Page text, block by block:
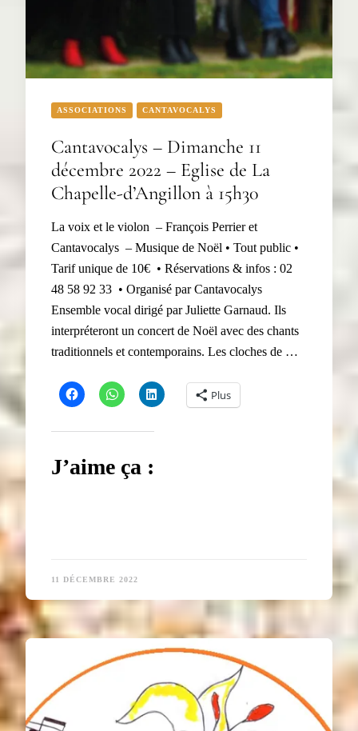
ASSOCIATIONS CANTAVOCALYS
Cantavocalys – Dimanche 11
décembre 2022 – Eglise de La
Chapelle-d’Angillon à 15h30
La voix et le violon – François Perrier et
Cantavocalys – Musique de Noël • Tout public •
Tarif unique de 10€ • Réservations & infos : 02
48 58 92 33 • Organisé par Cantavocalys
Ensemble vocal dirigé par Juliette Garnaud. Ils
interpréteront un concert de Noël avec des chants
traditionnels et contemporains. Les cloches de …
Plus
J’aime ça :
11 DÉCEMBRE 2022